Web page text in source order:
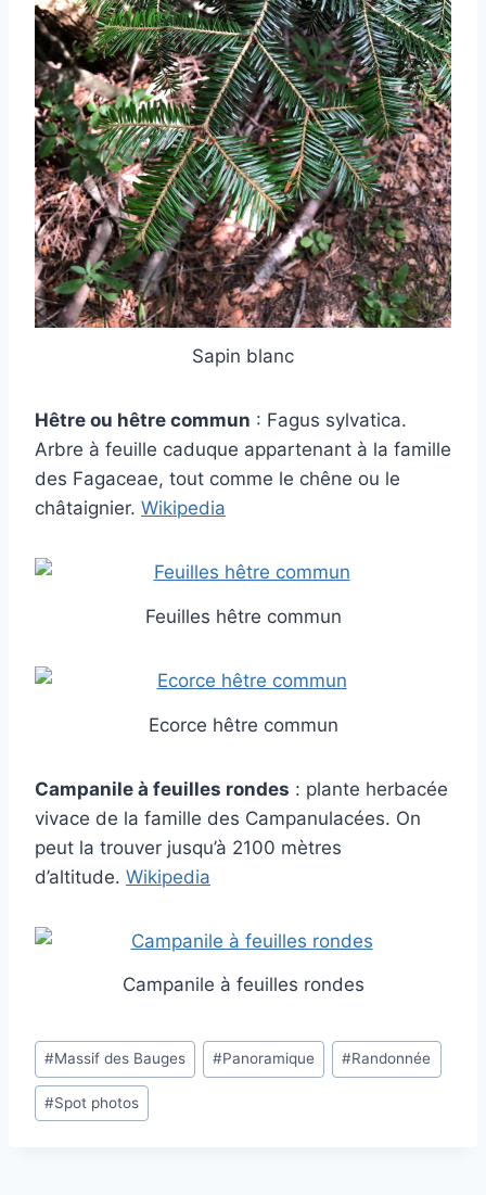
Sapin blanc
Hêtre ou hêtre commun : Fagus sylvatica.
Arbre à feuille caduque appartenant à la famille
des Fagaceae, tout comme le chêne ou le
châtaignier. Wikipedia
Feuilles hêtre commun
Ecorce hêtre commun
Campanile à feuilles rondes : plante herbacée
vivace de la famille des Campanulacées. On
peut la trouver jusqu’à 2100 mètres
d’altitude. Wikipedia
Campanile à feuilles rondes
Étiquettes
de
la
#Massif des Bauges #Panoramique #Randonnée
#Spot photos